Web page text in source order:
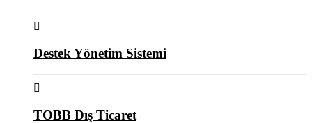
Destek Yönetim Sistemi
TOBB Dış Ticaret